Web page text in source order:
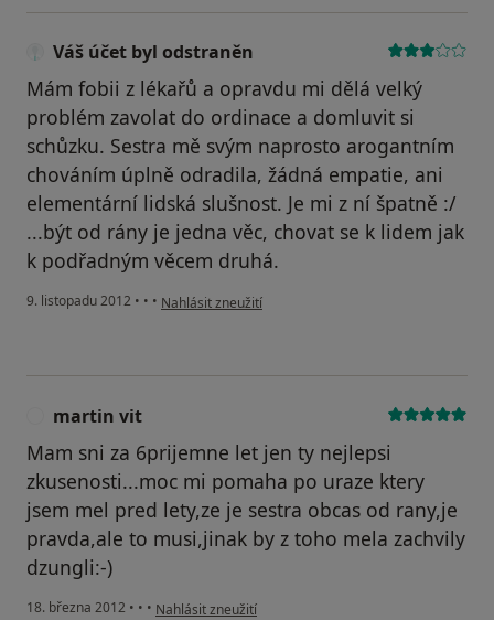
Váš účet byl odstraněn
Mám fobii z lékařů a opravdu mi dělá velký
problém zavolat do ordinace a domluvit si
schůzku. Sestra mě svým naprosto arogantním
chováním úplně odradila, žádná empatie, ani
elementární lidská slušnost. Je mi z ní špatně :/
...být od rány je jedna věc, chovat se k lidem jak
k podřadným věcem druhá.
9. listopadu 2012 • • • podle názoru uživatele Váš účet byl odstraněn
Nahlásit zneužití
martin vit
Mam sni za 6prijemne let jen ty nejlepsi
zkusenosti...moc mi pomaha po uraze ktery
jsem mel pred lety,ze je sestra obcas od rany,je
pravda,ale to musi,jinak by z toho mela zachvily
dzungli:-)
18. března 2012 • • • podle názoru uživatele martin vit
Nahlásit zneužití